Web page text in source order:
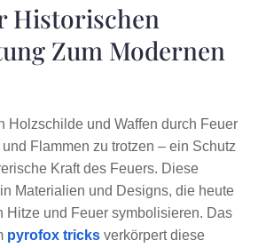
Historischen
Zum Modernen
Holzschilde und Waffen durch Feuer
Flammen zu trotzen – ein Schutz
Kraft des Feuers. Diese
Materialien und Designs, die heute
Hitze und Feuer symbolisieren. Das
pyrofox tricks verkörpert diese